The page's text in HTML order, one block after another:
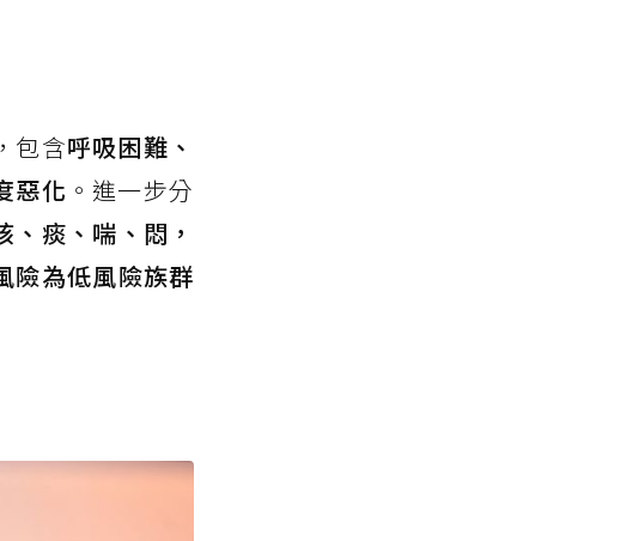
包含呼吸困難、
惡化 。進一步分
痰、喘、悶，
險為低風險族群